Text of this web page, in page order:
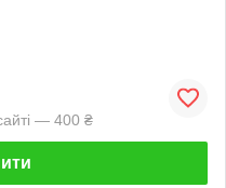
— 400 ₴